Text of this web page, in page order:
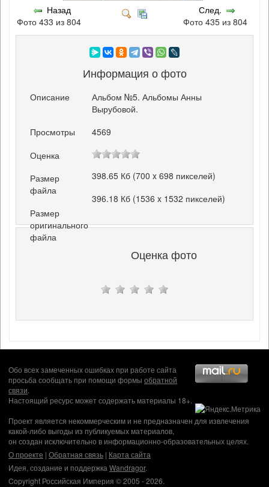
Назад
Фото 433 из 804
След.
Фото 435 из 804
Информация о фото
Описание
Альбом №5. Альбомы Анны
Вырубовой.
Просмотры
4569
Оценка
Размер
файла
398.65 Кб (700 x 698 пикселей)
Размер
оригинального
файла
396.18 Кб (1536 x 1532 пикселей)
Оценка фото
Обо всех замеченных ошибках при работе сайта
просьба сообщать при помощи формы обратной
связи.
Настоящий ресурс может содержать материалы 18+.
Проект является некоммерческим и не предназначен для извлечения
какой-либо выгоды из публикуемых материалов,
он создан исключительно в информационно-образовательных целях.
О проекте | Обратная связь | Карта сайта
Идея, создание и поддержка Wandragor.
Copyright Российская Империя © 2005 - 2026.